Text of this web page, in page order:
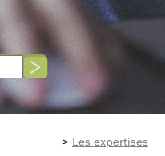
> Les expertises